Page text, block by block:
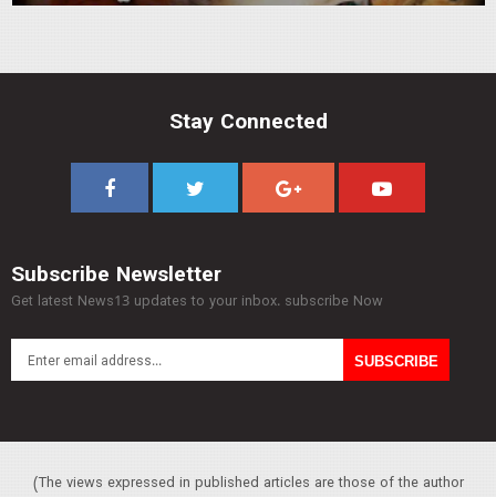
Stay Connected
Subscribe Newsletter
Get latest News13 updates to your inbox. subscribe Now
(The views expressed in published articles are those of the author